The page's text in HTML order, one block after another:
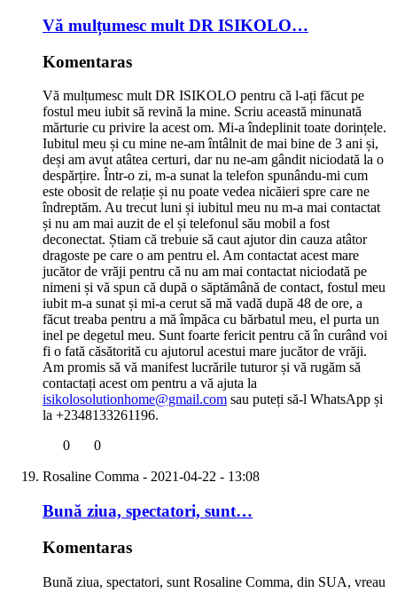
Vă mulțumesc mult DR ISIKOLO…
Komentaras
Vă mulțumesc mult DR ISIKOLO pentru că l-ați făcut pe
fostul meu iubit să revină la mine. Scriu această minunată
mărturie cu privire la acest om. Mi-a îndeplinit toate dorințele.
Iubitul meu și cu mine ne-am întâlnit de mai bine de 3 ani și,
deși am avut atâtea certuri, dar nu ne-am gândit niciodată la o
despărțire. Într-o zi, m-a sunat la telefon spunându-mi cum
este obosit de relație și nu poate vedea nicăieri spre care ne
îndreptăm. Au trecut luni și iubitul meu nu m-a mai contactat
și nu am mai auzit de el și telefonul său mobil a fost
deconectat. Știam că trebuie să caut ajutor din cauza atâtor
dragoste pe care o am pentru el. Am contactat acest mare
jucător de vrăji pentru că nu am mai contactat niciodată pe
nimeni și vă spun că după o săptămână de contact, fostul meu
iubit m-a sunat și mi-a cerut să mă vadă după 48 de ore, a
făcut treaba pentru a mă împăca cu bărbatul meu, el purta un
inel pe degetul meu. Sunt foarte fericit pentru că în curând voi
fi o fată căsătorită cu ajutorul acestui mare jucător de vrăji.
Am promis să vă manifest lucrările tuturor și vă rugăm să
contactați acest om pentru a vă ajuta la
isikolosolutionhome@gmail.com sau puteți să-l WhatsApp și
la +2348133261196.
0
0
Rosaline Comma - 2021-04-22 - 13:08
Bună ziua, spectatori, sunt…
Komentaras
Bună ziua, spectatori, sunt Rosaline Comma, din SUA, vreau